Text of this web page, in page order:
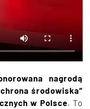
nagrodą
środowiska”
w Polsce. To